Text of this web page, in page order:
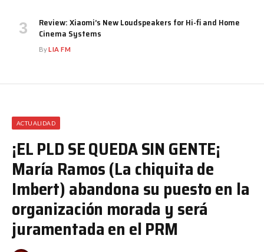
Review: Xiaomi’s New Loudspeakers for Hi-fi and Home
Cinema Systems
ByLIA FM
ACTUALIDAD
¡EL PLD SE QUEDA SIN GENTE¡
María Ramos (La chiquita de
Imbert) abandona su puesto en la
organización morada y será
juramentada en el PRM